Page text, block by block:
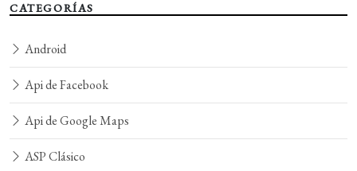
CATEGORÍAS
Android
Api de Facebook
Api de Google Maps
ASP Clásico